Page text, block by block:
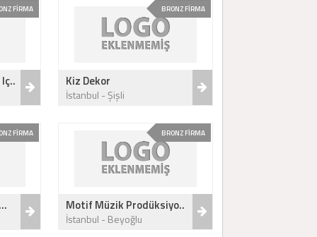
FİRMA BRONZ FİRMA
Kiz Dekor
İstanbul - Şişli
FİRMA BRONZ FİRMA
Motif Müzik Prodüksiyo..
İstanbul - Beyoğlu